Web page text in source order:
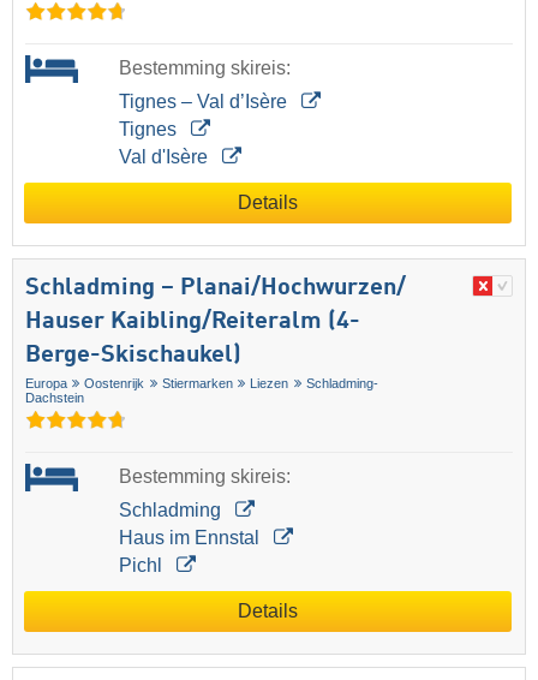
Bestemming skireis:
Tignes – Val d’Isère
Tignes
Val d'Isère
Details
Schladming – Planai/​Hochwurzen/​
Hauser Kaibling/​Reiteralm (4-
Berge-Skischaukel)
Europa Oostenrijk Stiermarken Liezen
Schladming-
Dachstein
Bestemming skireis:
Schladming
Haus im Ennstal
Pichl
Details